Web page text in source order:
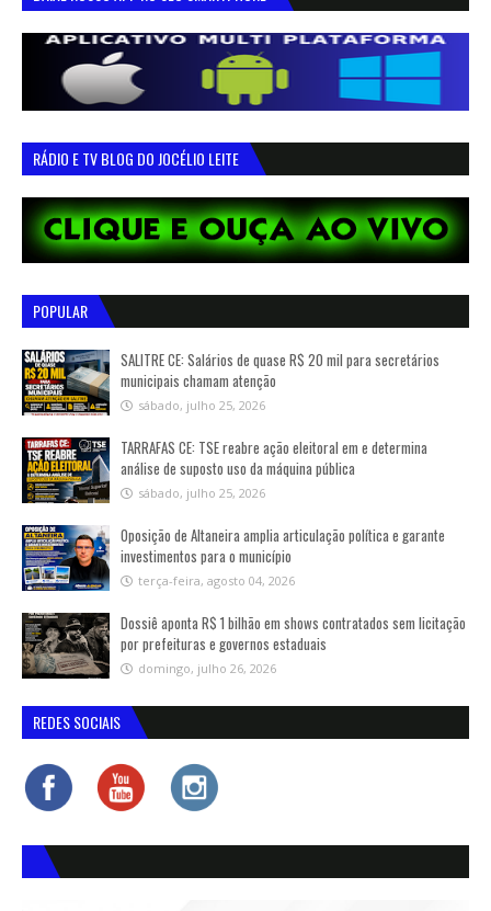
RÁDIO E TV BLOG DO JOCÉLIO LEITE
POPULAR
SALITRE CE: Salários de quase R$ 20 mil para secretários
municipais chamam atenção
sábado, julho 25, 2026
TARRAFAS CE: TSE reabre ação eleitoral em e determina
análise de suposto uso da máquina pública
sábado, julho 25, 2026
Oposição de Altaneira amplia articulação política e garante
investimentos para o município
terça-feira, agosto 04, 2026
Dossiê aponta R$ 1 bilhão em shows contratados sem licitação
por prefeituras e governos estaduais
domingo, julho 26, 2026
REDES SOCIAIS